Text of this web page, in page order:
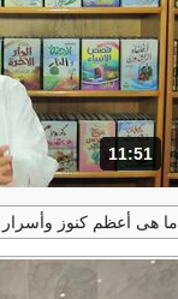
المدة: دقائق و 51 ثواني.
11:51
ما هى أعظم كنوز